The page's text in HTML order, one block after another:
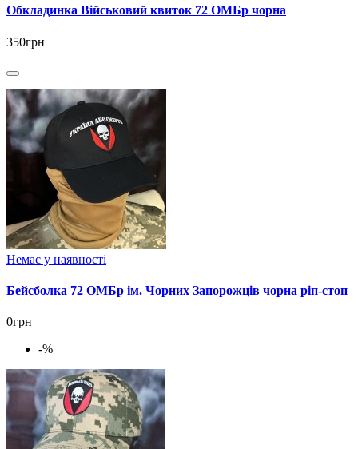
Обкладинка Військовий квиток 72 ОМБр чорна
350грн
Немає у наявності
Бейсболка 72 ОМБр ім. Чорних Запорожців чорна ріп-стоп
0грн
-%